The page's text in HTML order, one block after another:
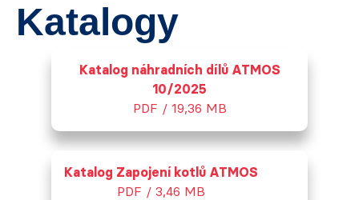
Katalogy
Katalog náhradních dílů ATMOS
10/2025
PDF / 19,36 MB
Katalog Zapojení kotlů ATMOS
PDF / 3,46 MB